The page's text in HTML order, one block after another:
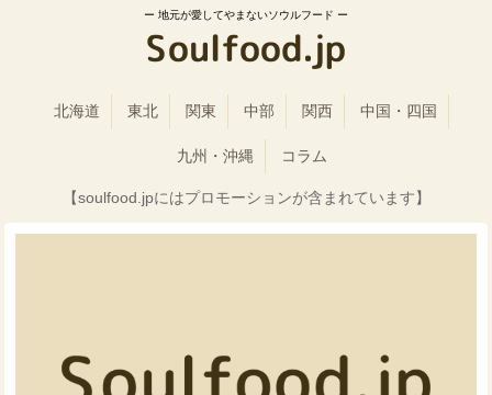
地元が愛してやまないソウルフード
北海道 東北 関東 中部 関西 中国・四国
九州・沖縄 コラム
【soulfood.jpにはプロモーションが含まれています】